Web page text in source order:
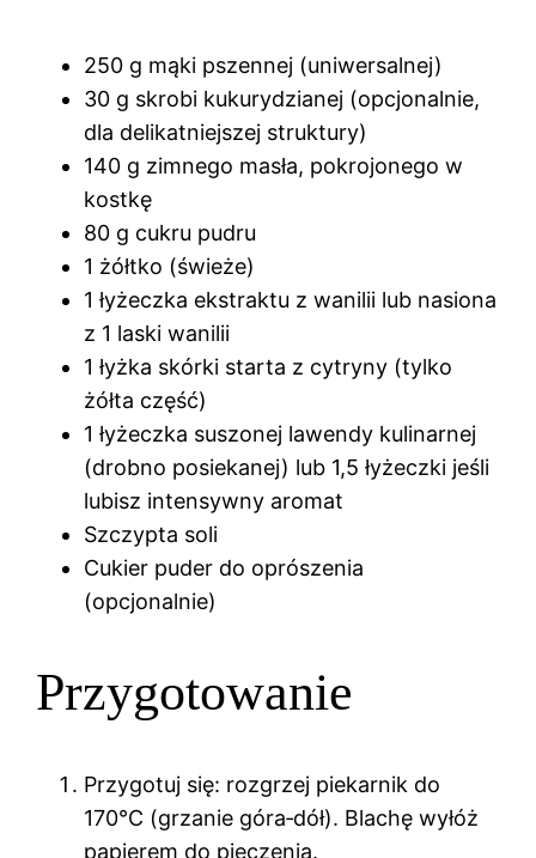
250 g mąki pszennej (uniwersalnej)
30 g skrobi kukurydzianej (opcjonalnie,
dla delikatniejszej struktury)
140 g zimnego masła, pokrojonego w
kostkę
80 g cukru pudru
1 żółtko (świeże)
1 łyżeczka ekstraktu z wanilii lub nasiona
z 1 laski wanilii
1 łyżka skórki starta z cytryny (tylko
żółta część)
1 łyżeczka suszonej lawendy kulinarnej
(drobno posiekanej) lub 1,5 łyżeczki jeśli
lubisz intensywny aromat
Szczypta soli
Cukier puder do oprószenia
(opcjonalnie)
Przygotowanie
Przygotuj się: rozgrzej piekarnik do
170°C (grzanie góra‑dół). Blachę wyłóż
papierem do pieczenia.